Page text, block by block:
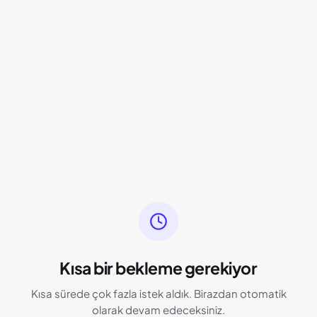
Kısa bir bekleme gerekiyor
Kısa sürede çok fazla istek aldık. Birazdan otomatik
olarak devam edeceksiniz.